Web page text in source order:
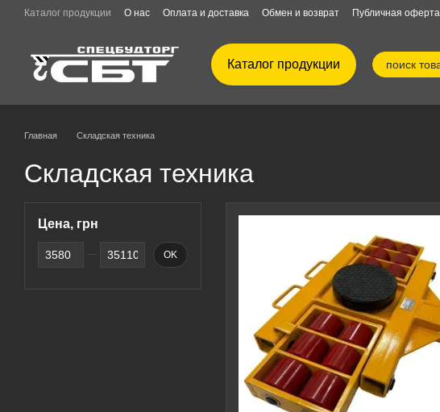
Перейти к основному контенту
Каталог продукции О нас Оплата и доставка Обмен и возврат Публичная оферта
Каталог продукции
Главная Складская техника
Складская техника
Цена, грн
От Цена, грн
До Цена, грн OK